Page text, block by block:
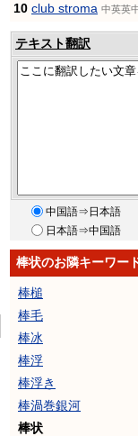
10 club stroma 中英英
テキスト翻訳
中国語⇒日本語
日本語⇒中国語
棒状のお隣キーワー
棒槌
棒毛
棒冰
棒浮
棒浮き
棒渦巻銀河
棒状